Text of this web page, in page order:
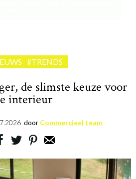
#TRENDS
de slimste keuze voor
interieur
door Commercieel team